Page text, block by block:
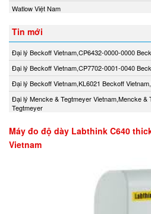
Watlow Việt Nam
Tin mới
Đại lý Beckoff Vietnam,CP6432-0000-0000
Đại lý Beckoff Vietnam,CP7702-0001-0040
Đại lý Beckoff Vietnam,KL6021 Beckoff
Đại lý Mencke & Tegtmeyer Vietnam,Mencke &
Tegtmeyer
Máy đo độ dày Labthink C640
Vietnam